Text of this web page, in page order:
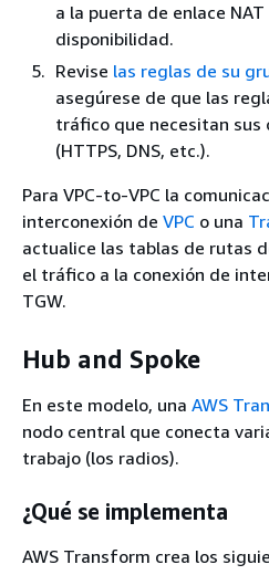
a la puerta de enlace
disponibilidad.
Revise las reglas de su
asegúrese de que las
tráfico que necesitan sus
(HTTPS, DNS, etc.).
Para VPC-to-VPC la
interconexión de VPC o una
actualice las tablas de rutas
el tráfico a la conexión de
TGW.
Hub and Spoke
En este modelo, una AWS
nodo central que conecta
trabajo (los radios).
¿Qué se implementa
AWS Transform crea los